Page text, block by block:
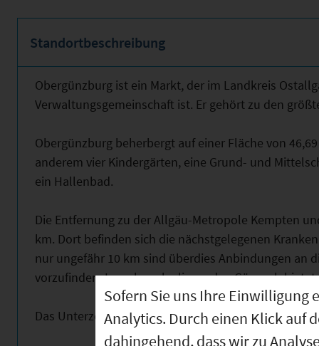
Standortbeschreibung
Obergünzburg ist ein Markt, der im Landkreis
Verwaltungsgemeinschaft ist. Er gehört zu den
Obergünzburg beherbergt auf einer Fläche von
anderem vier Kindergärten, eine Grund- und
ein Hallenbad.
Die Entfernung zu der Allgäu-Metropole Kempten
km. Dort befinden sich die nächstgelegenen
nur ungefähr 10 km sind überdies Anbindungen an
vorzufinden. Im sehr nahe liegenden Günzach
Das Unterzentrum verfügt obendrein über gute
Sofern Sie uns Ihre Einwilligung
Analytics. Durch einen Klick auf
dahingehend, dass wir zu